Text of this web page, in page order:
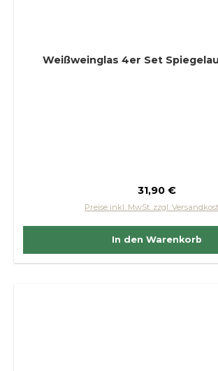
Weißweinglas 4er
Regulärer Preis:
31,90 €
Preise inkl. MwSt. zzgl.
In den Warenkorb